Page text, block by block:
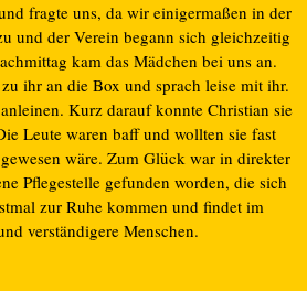
fragte uns, da wir einigermaßen in der
und der Verein begann sich gleichzeitig
kam das Mädchen bei uns an.
ihr an die Box und sprach leise mit ihr.
Kurz darauf konnte Christian sie
Leute waren baff und wollten sie fast
wäre. Zum Glück war in direkter
Pflegestelle gefunden worden, die sich
zur Ruhe kommen und findet im
verständigere Menschen.